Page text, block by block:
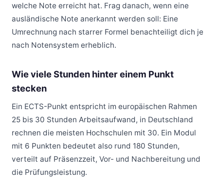
welche Note erreicht hat. Frag danach, wenn eine
ausländische Note anerkannt werden soll: Eine
Umrechnung nach starrer Formel benachteiligt dich je
nach Notensystem erheblich.
Wie viele Stunden hinter einem Punkt
stecken
Ein ECTS-Punkt entspricht im europäischen Rahmen
25 bis 30 Stunden Arbeitsaufwand, in Deutschland
rechnen die meisten Hochschulen mit 30. Ein Modul
mit 6 Punkten bedeutet also rund 180 Stunden,
verteilt auf Präsenzzeit, Vor- und Nachbereitung und
die Prüfungsleistung.